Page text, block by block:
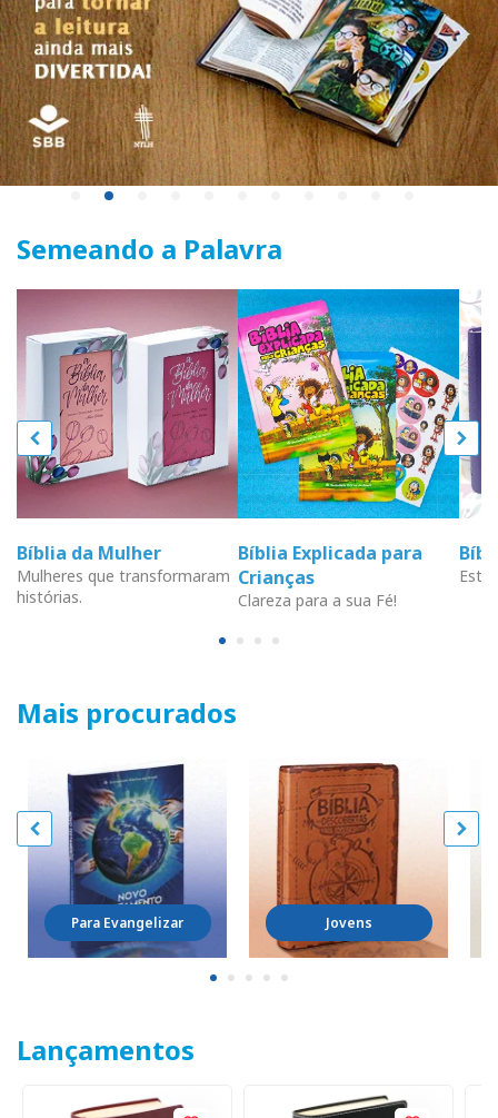
Semeando a Palavra
Bíblia da Mulher
Mulheres que transformaram
histórias.
Bíblia Explicada para
Crianças
Clareza para a sua Fé!
Mais procurados
Para Evangelizar Jovens
Lançamentos